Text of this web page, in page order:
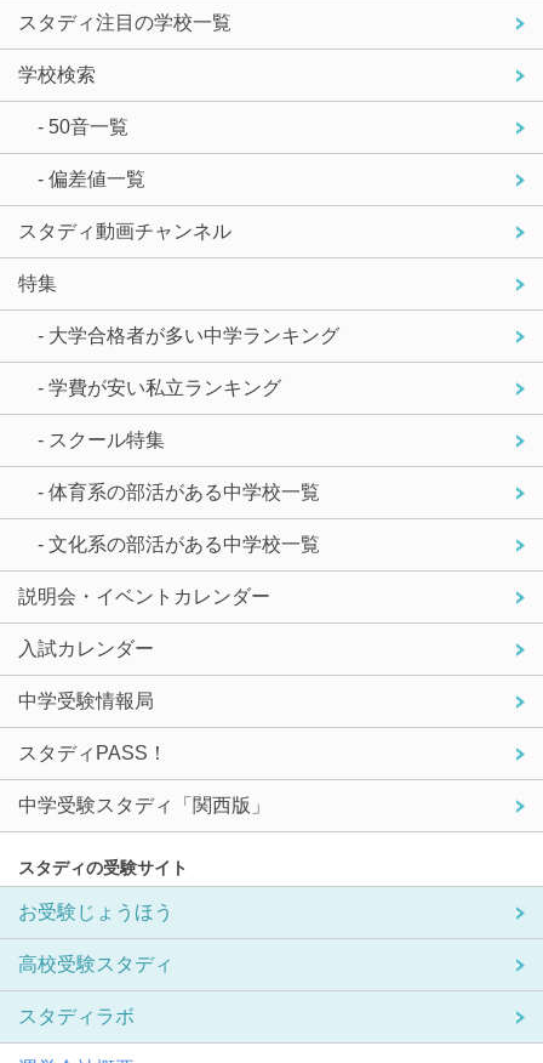
スタディ注目の学校一覧
学校検索
- 50音一覧
- 偏差値一覧
スタディ動画チャンネル
特集
- 大学合格者が多い中学ランキング
- 学費が安い私立ランキング
- スクール特集
- 体育系の部活がある中学校一覧
- 文化系の部活がある中学校一覧
説明会・イベントカレンダー
入試カレンダー
中学受験情報局
スタディPASS！
中学受験スタディ「関西版」
スタディの受験サイト
お受験じょうほう
高校受験スタディ
スタディラボ